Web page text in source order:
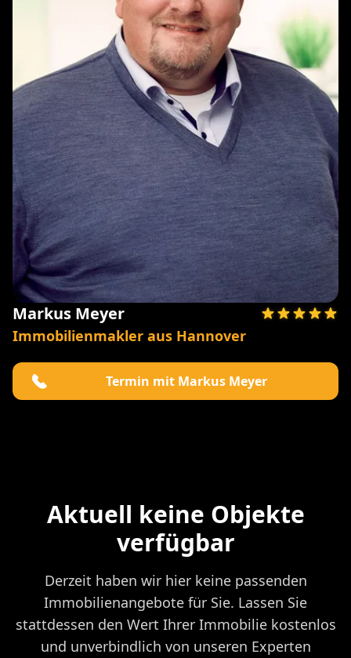
Markus Meyer
Immobilienmakler aus Hannover
Termin mit Markus Meyer
Aktuell keine Objekte
verfügbar
Derzeit haben wir hier keine passenden
Immobilienangebote für Sie. Lassen Sie
stattdessen den Wert Ihrer Immobilie kostenlos
und unverbindlich von unseren Experten